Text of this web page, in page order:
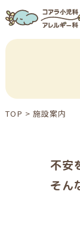
TOP > 施設案内
不安
そん